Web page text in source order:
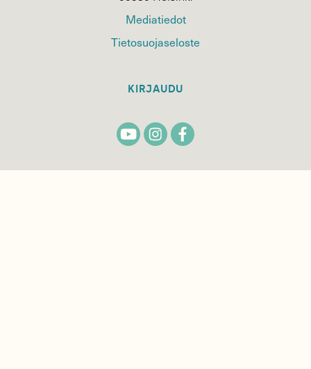
Mediatiedot
Tietosuojaseloste
KIRJAUDU